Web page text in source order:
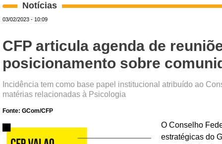
Notícias
03/02/2023 - 10:09
CFP articula agenda de
posicionamento sobre
Incidência tem como base papel institucional atribuído ao
matérias relacionadas à Psicologia
Fonte: GCom/CFP
O Conselho
estratégicas do